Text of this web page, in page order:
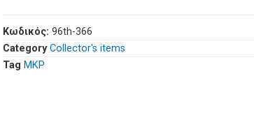
Κωδικός: 96th-366
Category Collector's items
Tag ΜΚΡ